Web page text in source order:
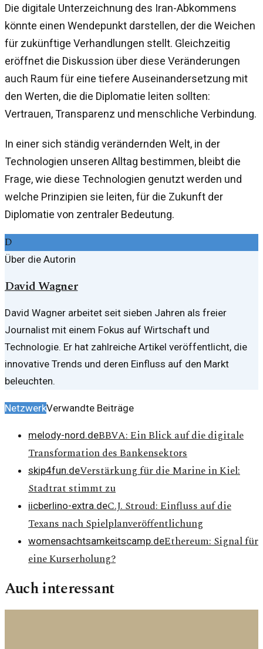
Die digitale Unterzeichnung des Iran-Abkommens
könnte einen Wendepunkt darstellen, der die Weichen
für zukünftige Verhandlungen stellt. Gleichzeitig
eröffnet die Diskussion über diese Veränderungen
auch Raum für eine tiefere Auseinandersetzung mit
den Werten, die die Diplomatie leiten sollten:
Vertrauen, Transparenz und menschliche Verbindung.
In einer sich ständig verändernden Welt, in der
Technologien unseren Alltag bestimmen, bleibt die
Frage, wie diese Technologien genutzt werden und
welche Prinzipien sie leiten, für die Zukunft der
Diplomatie von zentraler Bedeutung.
D
Über die Autorin
David Wagner
David Wagner arbeitet seit sieben Jahren als freier
Journalist mit einem Fokus auf Wirtschaft und
Technologie. Er hat zahlreiche Artikel veröffentlicht, die
innovative Trends und deren Einfluss auf den Markt
beleuchten.
NetzwerkVerwandte Beiträge
melody-nord.deBBVA: Ein Blick auf die digitale
Transformation des Bankensektors
skip4fun.deVerstärkung für die Marine in Kiel:
Stadtrat stimmt zu
iicberlino-extra.deC.J. Stroud: Einfluss auf die
Texans nach Spielplanveröffentlichung
womensachtsamkeitscamp.deEthereum: Signal für
eine Kurserholung?
Auch interessant